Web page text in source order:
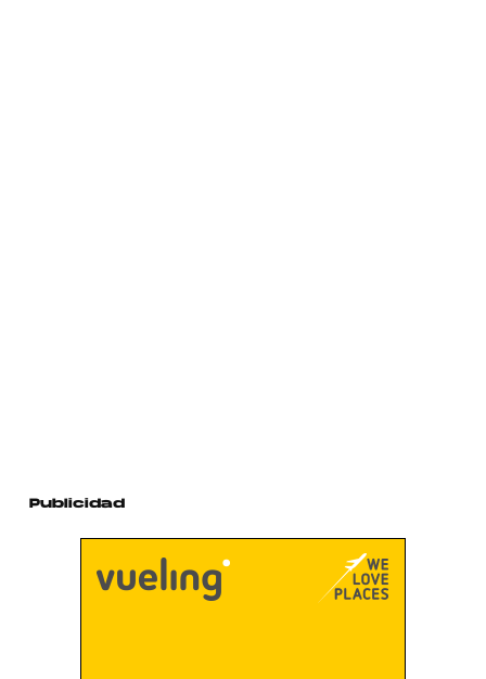
Publicidad